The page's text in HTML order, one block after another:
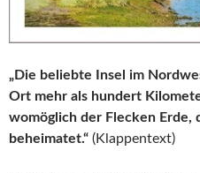
„Die beliebte Insel im
Ort mehr als hundert
womöglich der Flecken Erde,
beheimatet.“ (Klappentext)